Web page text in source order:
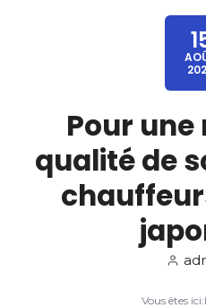
Pour
qualité de
Vous êtes ici: